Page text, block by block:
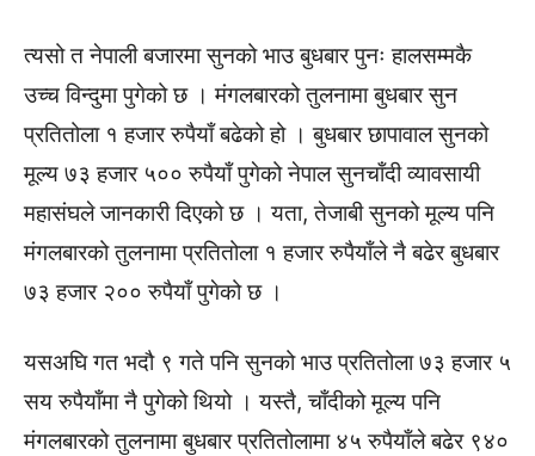
त्यसो त नेपाली बजारमा सुनको भाउ बुधबार पुनः हालसम्मकै
उच्च विन्दुमा पुगेको छ । मंगलबारको तुलनामा बुधबार सुन
प्रतितोला १ हजार रुपैयाँ बढेको हो । बुधबार छापावाल सुनको
मूल्य ७३ हजार ५०० रुपैयाँ पुगेको नेपाल सुनचाँदी व्यावसायी
महासंघले जानकारी दिएको छ । यता, तेजाबी सुनको मूल्य पनि
मंगलबारको तुलनामा प्रतितोला १ हजार रुपैयाँले नै बढेर बुधबार
७३ हजार २०० रुपैयाँ पुगेको छ ।
यसअघि गत भदौ ९ गते पनि सुनको भाउ प्रतितोला ७३ हजार ५
सय रुपैयाँमा नै पुगेको थियो । यस्तै, चाँदीको मूल्य पनि
मंगलबारको तुलनामा बुधबार प्रतितोलामा ४५ रुपैयाँले बढेर ९४०